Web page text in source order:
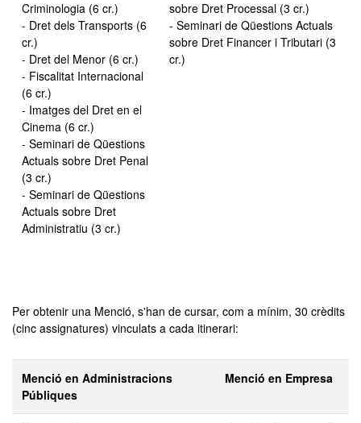
Criminologia (6 cr.)
- Dret dels Transports (6
cr.)
- Dret del Menor (6 cr.)
- Fiscalitat Internacional
(6 cr.)
- Imatges del Dret en el
Cinema (6 cr.)
- Seminari de Qüestions
Actuals sobre Dret Penal
(3 cr.)
- Seminari de Qüestions
Actuals sobre Dret
Administratiu (3 cr.)
sobre Dret Processal (3 cr.)
- Seminari de Qüestions Actuals
sobre Dret Financer i Tributari (3
cr.)
Per obtenir una Menció, s'han de cursar, com a mínim, 30 crèdits
(cinc assignatures) vinculats a cada itinerari:
Menció en Administracions
Públiques
Menció en Empresa